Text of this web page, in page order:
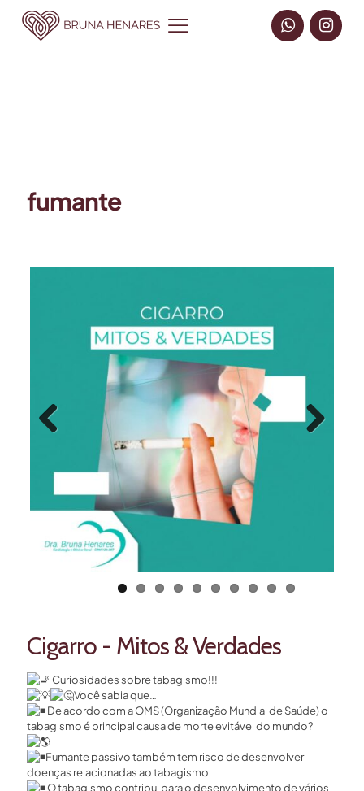
fumante
Cigarro - Mitos & Verdades
Curiosidades sobre tabagismo!!!
Você sabia que…
De acordo com a OMS (Organização Mundial de Saúde) o
tabagismo é principal causa de morte evitável do mundo?
Fumante passivo também tem risco de desenvolver
doenças relacionadas ao tabagismo
O tabagismo contribui para o desenvolvimento de vários